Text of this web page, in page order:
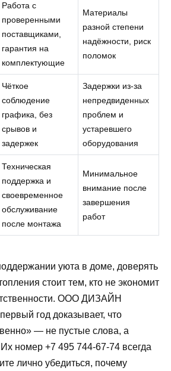
Работа с
проверенными
поставщиками,
гарантия на
комплектующие
Материалы
разной степени
надёжности, риск
поломок
Чёткое
соблюдение
графика, без
срывов и
задержек
Задержки из-за
непредвиденных
проблем и
устаревшего
оборудования
Техническая
поддержка и
своевременное
обслуживание
после монтажа
Минимальное
внимание после
завершения
работ
уюта в доме, доверять
стоит тем, кто не экономит
ООО ДИЗАЙН
год доказывает, что
— не пустые слова, а
номер +7 495 744-67-74 всегда
лично убедиться, почему